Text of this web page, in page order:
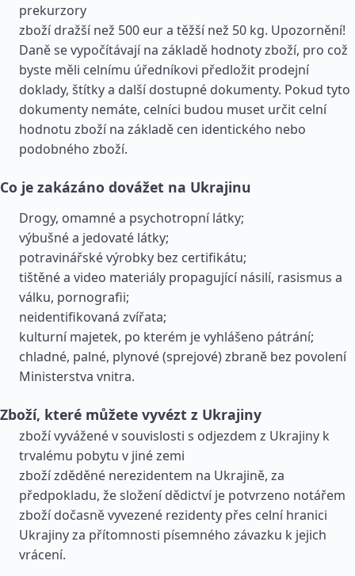
prekurzory
zboží dražší než 500 eur a těžší než 50 kg. Upozornění!
Daně se vypočítávají na základě hodnoty zboží, pro což
byste měli celnímu úředníkovi předložit prodejní
doklady, štítky a další dostupné dokumenty. Pokud tyto
dokumenty nemáte, celníci budou muset určit celní
hodnotu zboží na základě cen identického nebo
podobného zboží.
Co je zakázáno dovážet na Ukrajinu
Drogy, omamné a psychotropní látky;
výbušné a jedovaté látky;
potravinářské výrobky bez certifikátu;
tištěné a video materiály propagující násilí, rasismus a
válku, pornografii;
neidentifikovaná zvířata;
kulturní majetek, po kterém je vyhlášeno pátrání;
chladné, palné, plynové (sprejové) zbraně bez povolení
Ministerstva vnitra.
Zboží, které můžete vyvézt z Ukrajiny
zboží vyvážené v souvislosti s odjezdem z Ukrajiny k
trvalému pobytu v jiné zemi
zboží zděděné nerezidentem na Ukrajině, za
předpokladu, že složení dědictví je potvrzeno notářem
zboží dočasně vyvezené rezidenty přes celní hranici
Ukrajiny za přítomnosti písemného závazku k jejich
vrácení.